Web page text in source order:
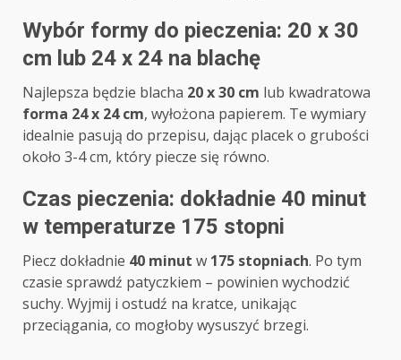
Wybór formy do pieczenia: 20 x 30
cm lub 24 x 24 na blachę
Najlepsza będzie blacha 20 x 30 cm lub kwadratowa
forma 24 x 24 cm, wyłożona papierem. Te wymiary
idealnie pasują do przepisu, dając placek o grubości
około 3-4 cm, który piecze się równo.
Czas pieczenia: dokładnie 40 minut
w temperaturze 175 stopni
Piecz dokładnie 40 minut w 175 stopniach. Po tym
czasie sprawdź patyczkiem – powinien wychodzić
suchy. Wyjmij i ostudź na kratce, unikając
przeciągania, co mogłoby wysuszyć brzegi.